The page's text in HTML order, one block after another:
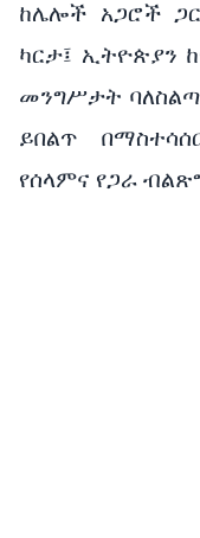
ከሌሎች አጋሮች
ካርታ፤ ኢትዮጵያን
መንግሥታት
ይበልጥ
የሰላምና የጋራ